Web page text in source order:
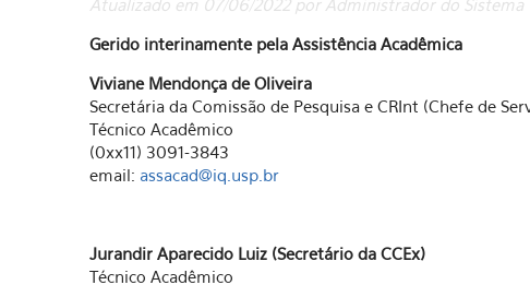
Atualizado em 07/06/2022 por Administrador do Sistema
Gerido interinamente pela Assistência Acadêmica
Viviane Mendonça de Oliveira
Secretária da Comissão de Pesquisa e CRInt (Chefe de
Técnico Acadêmico
(0xx11) 3091-3843
email: assacad@iq.usp.br
Jurandir Aparecido Luiz (Secretário da CCEx)
Técnico Acadêmico